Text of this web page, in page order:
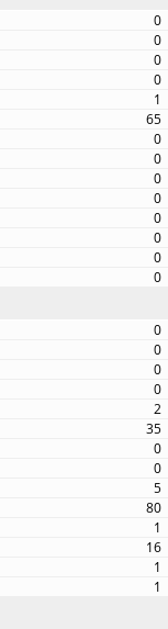
0
0
0
0
1
65
0
0
0
0
0
0
0
0
0
0
0
0
2
35
0
0
5
80
1
16
1
1